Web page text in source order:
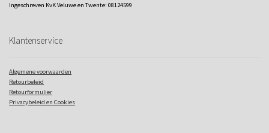
Ingeschreven KvK Veluwe en Twente: 08124599
Klantenservice
Algemene voorwaarden
Retourbeleid
Retourformulier
Privacybeleid en Cookies